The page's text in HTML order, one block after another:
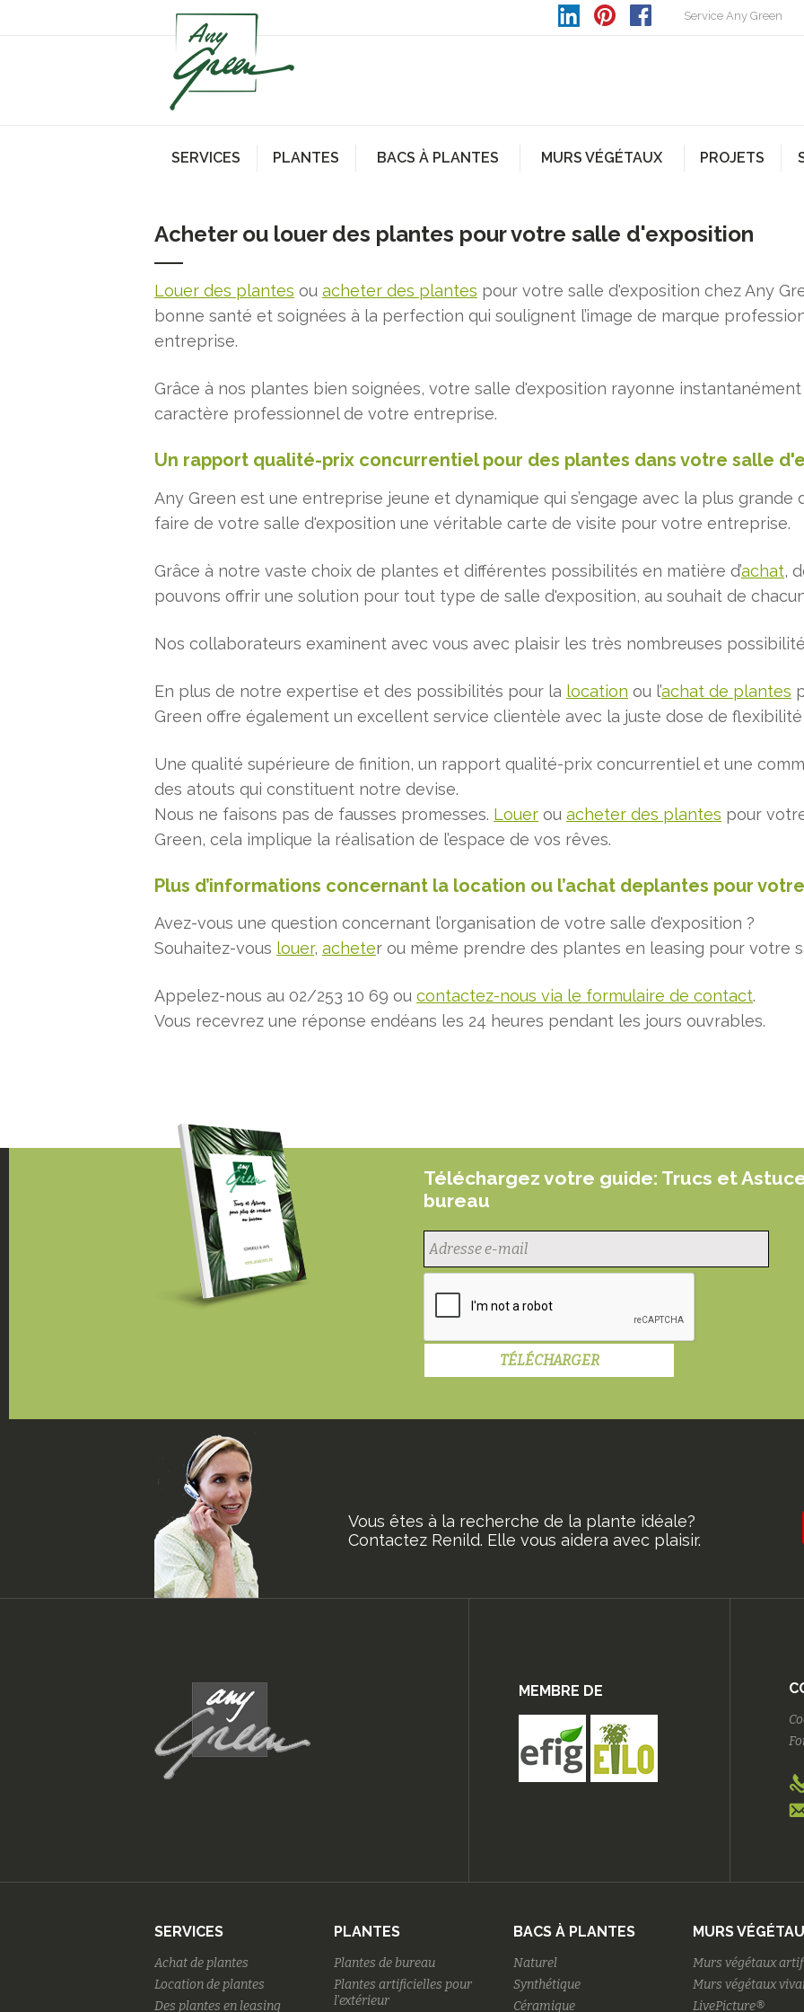
Service Any Green
SERVICES PLANTES BACS À PLANTES MURS VÉGÉTAUX PROJETS
Acheter ou louer des plantes pour votre salle d'exposition
Louer des plantes ou acheter des plantes pour votre salle d'exposition chez Any
bonne santé et soignées à la perfection qui soulignent l’image de marque
entreprise.
Grâce à nos plantes bien soignées, votre salle d'exposition rayonne
caractère professionnel de votre entreprise.
Un rapport qualité-prix concurrentiel pour des plantes dans votre salle
Any Green est une entreprise jeune et dynamique qui s’engage avec la plus
faire de votre salle d'exposition une véritable carte de visite pour votre entreprise.
Grâce à notre vaste choix de plantes et différentes possibilités en matière d’achat,
pouvons offrir une solution pour tout type de salle d'exposition, au souhait de
Nos collaborateurs examinent avec vous avec plaisir les très nombreuses
En plus de notre expertise et des possibilités pour la location ou l’achat de plantes
Green offre également un excellent service clientèle avec la juste dose de
Une qualité supérieure de finition, un rapport qualité-prix concurrentiel et une
des atouts qui constituent notre devise.
Nous ne faisons pas de fausses promesses. Louer ou acheter des plantes pour
Green, cela implique la réalisation de l’espace de vos rêves.
Plus d’informations concernant la location ou l’achat deplantes pour
Avez-vous une question concernant l’organisation de votre salle d'exposition ?
Souhaitez-vous louer, acheter ou même prendre des plantes en leasing pour votre
Appelez-nous au 02/253 10 69 ou contactez-nous via le formulaire de contact.
Vous recevrez une réponse endéans les 24 heures pendant les jours ouvrables.
Téléchargez votre guide: Trucs et
bureau
Vous êtes à la recherche de la plante idéale?
Contactez Renild. Elle vous aidera avec plaisir.
MEMBRE DE
SERVICES
Achat de plantes
Location de plantes
Des plantes en leasing
PLANTES
Plantes de bureau
Plantes artificielles pour
l'extérieur
BACS À PLANTES
Naturel
Synthétique
Céramique
MURS
Murs végétaux
Murs végétaux
LivePicture®